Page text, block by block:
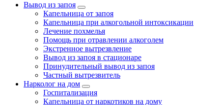
Вывод из запоя
Капельница от запоя
Капельница при алкогольной интоксикации
Лечение похмелья
Помощь при отравлении алкоголем
Экстренное вытрезвление
Вывод из запоя в стационаре
Принудительный вывод из запоя
Частный вытрезвитель
Нарколог на дом
Госпитализация
Капельница от наркотиков на дому